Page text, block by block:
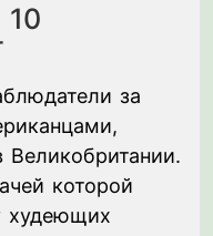
10
за
Великобритании.
которой
худеющих